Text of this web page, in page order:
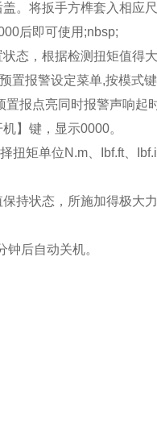
。将扳手方榫套入相应
后即可使用;nbsp;
态，根据检测扭矩值得大
报警设定菜单,按模式
报点亮同时报警声响起
】键，显示0000。
扭矩单位N.m、Ibf.ft、
持状态，所施加得极大
钟后自动关机。